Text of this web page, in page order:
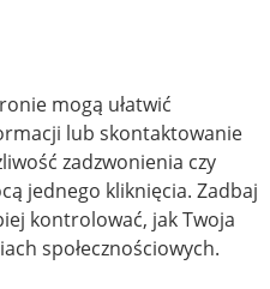
mogą ułatwić
lub skontaktowanie
zadzwonienia czy
jednego kliknięcia. Zadbaj
kontrolować, jak Twoja
społecznościowych.